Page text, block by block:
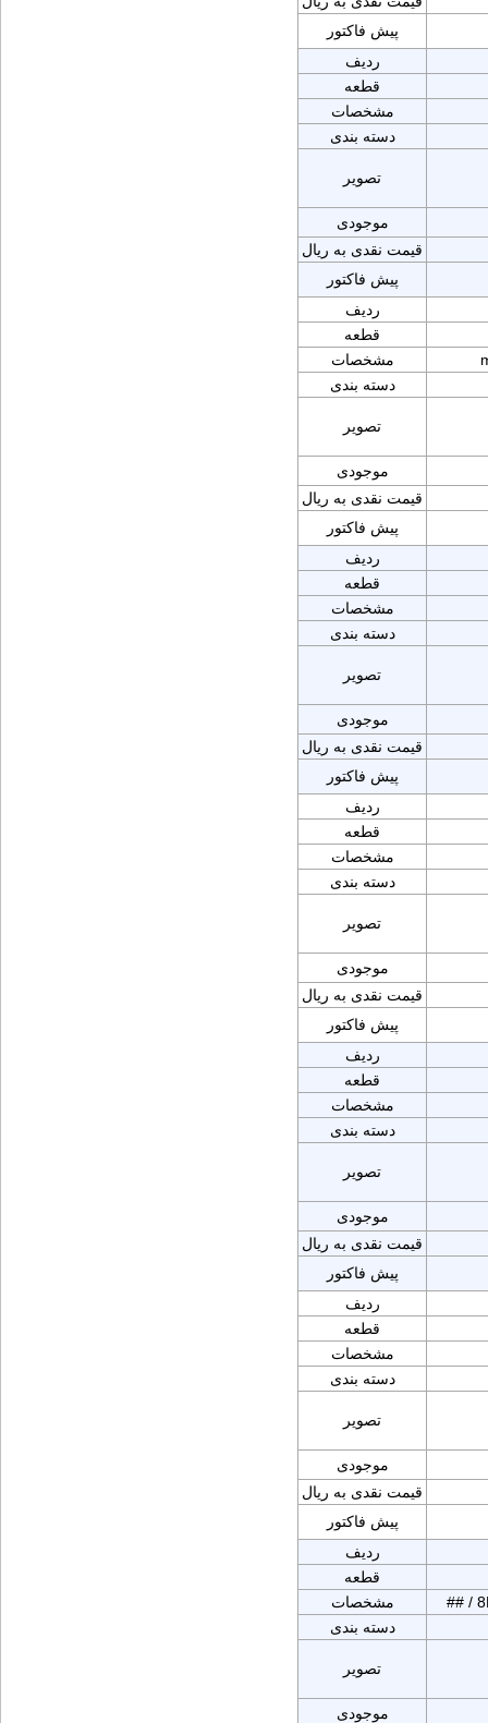
پیش فاکتور
ردیف
قطعه
مشخصات
دسته بندی
تصویر
موجودی
قیمت نقدی به ریال
پیش فاکتور
ردیف
قطعه
مشخصات
دسته بندی
تصویر
موجودی
قیمت نقدی به ریال
پیش فاکتور
ردیف
قطعه
مشخصات
دسته بندی
تصویر
موجودی
قیمت نقدی به ریال
پیش فاکتور
ردیف
قطعه
مشخصات
دسته بندی
تصویر
موجودی
قیمت نقدی به ریال
پیش فاکتور
ردیف
قطعه
مشخصات
دسته بندی
تصویر
موجودی
قیمت نقدی به ریال
پیش فاکتور
ردیف
قطعه
مشخصات
دسته بندی
تصویر
موجودی
قیمت نقدی به ریال
پیش فاکتور
ردیف
قطعه
مشخصات
## /
دسته بندی
تصویر
موجودی